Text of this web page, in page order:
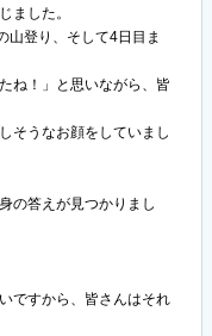
ました。
山登り、そして4日目ま
ね！」と思いながら、皆
そうなお顔をしていまし
の答えが見つかりまし
ですから、皆さんはそれ